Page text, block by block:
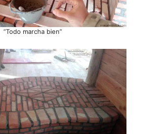
“Todo marcha bien”